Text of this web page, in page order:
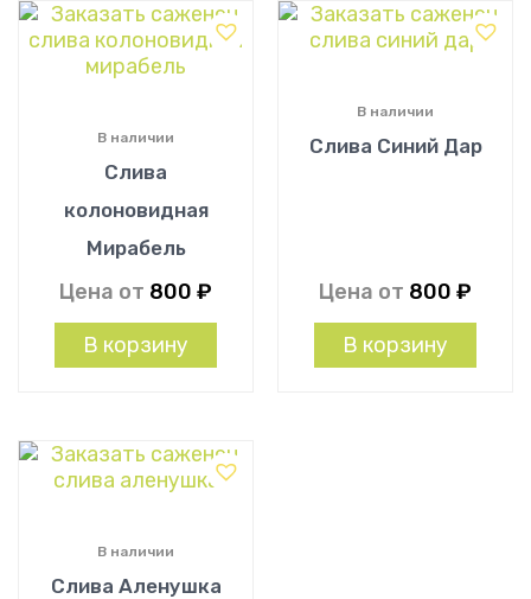
Слива
колоновидная
Мирабель
В наличии
Цена от 800 ₽
В корзину
Слива Синий Дар
В наличии
Цена от 800 ₽
В корзину
Слива Аленушка
В наличии